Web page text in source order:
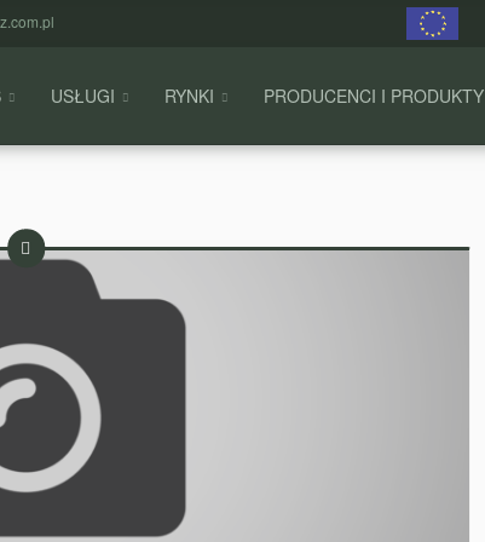
USŁUGI RYNKI PRODUCENCI I PRODUKTY
Wpis
tekstowy